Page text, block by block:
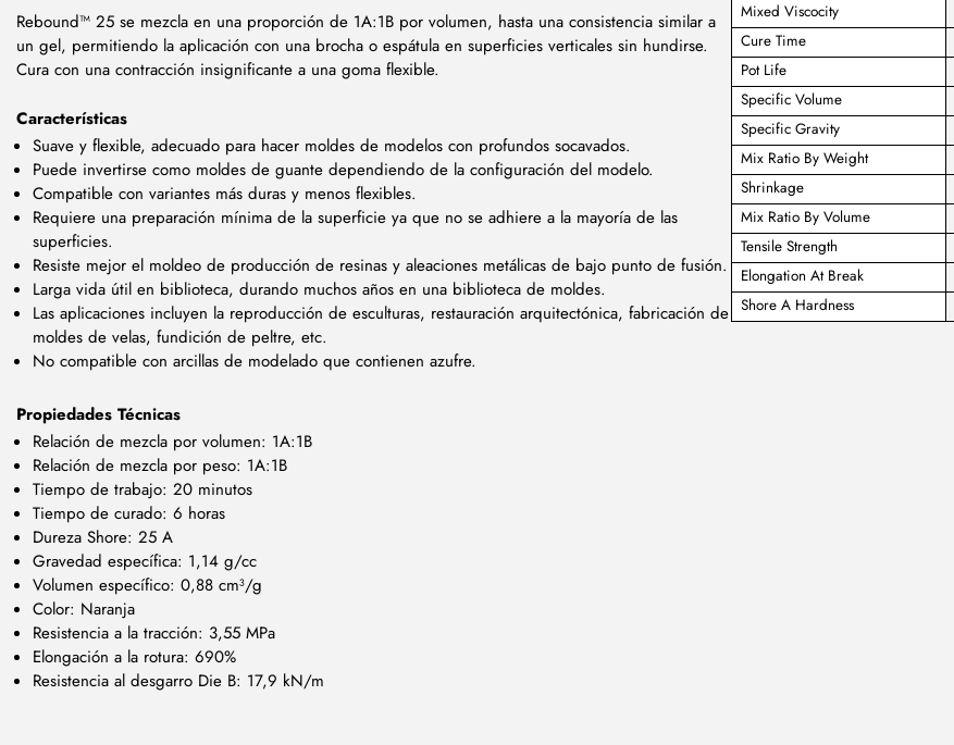
Rebound™ 25 se mezcla en una proporción de 1A:1B por volumen, hasta una consistencia similar a
un gel, permitiendo la aplicación con una brocha o espátula en superficies verticales sin hundirse.
Cura con una contracción insignificante a una goma flexible.
Características
Suave y flexible, adecuado para hacer moldes de modelos con profundos socavados.
Puede invertirse como moldes de guante dependiendo de la configuración del modelo.
Compatible con variantes más duras y menos flexibles.
Requiere una preparación mínima de la superficie ya que no se adhiere a la mayoría de las
superficies.
Resiste mejor el moldeo de producción de resinas y aleaciones metálicas de bajo punto de fusión.
Larga vida útil en biblioteca, durando muchos años en una biblioteca de moldes.
Las aplicaciones incluyen la reproducción de esculturas, restauración arquitectónica, fabricación de
moldes de velas, fundición de peltre, etc.
No compatible con arcillas de modelado que contienen azufre.
Propiedades Técnicas
Relación de mezcla por volumen: 1A:1B
Relación de mezcla por peso: 1A:1B
Tiempo de trabajo: 20 minutos
Tiempo de curado: 6 horas
Dureza Shore: 25 A
Gravedad específica: 1,14 g/cc
Volumen específico: 0,88 cm³/g
Color: Naranja
Resistencia a la tracción: 3,55 MPa
Elongación a la rotura: 690%
Resistencia al desgarro Die B: 17,9 kN/m
Mixed Viscocity
Cure Time
Pot Life
Specific Volume
Specific Gravity
Mix Ratio By Weight
Shrinkage
Mix Ratio By Volume
Tensile Strength
Elongation At Break
Shore A Hardness